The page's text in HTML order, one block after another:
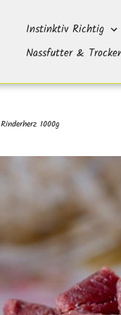
Instinktiv Richtig
Nassfutter &
Rinderherz 1000g